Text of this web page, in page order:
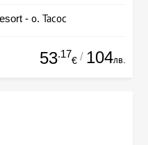
- о. Тасос
53.17
€ / 104лв.